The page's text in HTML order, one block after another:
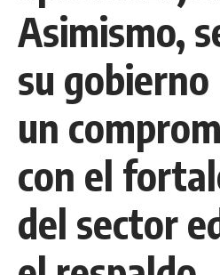
Asimismo,
su
un
con el
del sector